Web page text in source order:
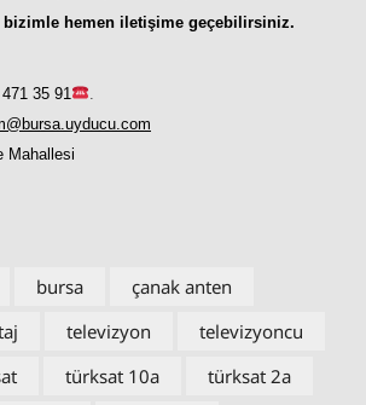
bizimle hemen iletişime geçebilirsiniz.
35 91
uyducu .com
Mahallesi
bursa
çanak anten
televizyon
televizyoncu
türksat 10a
türksat 2a